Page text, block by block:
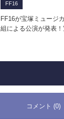
FF16
FF16が宝塚ミュージ
組による公演が発表
コメント (0)